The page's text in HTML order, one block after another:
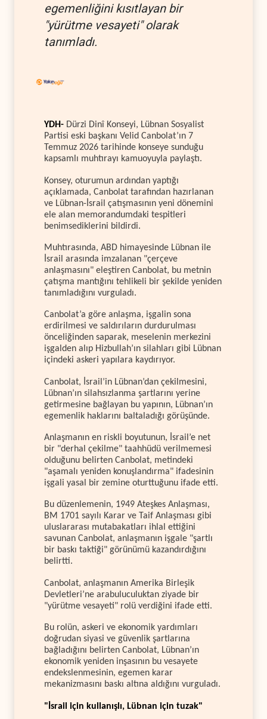
egemenliğini kısıtlayan bir
"yürütme vesayeti" olarak
tanımladı.
YDH- Dürzi Dinî Konseyi, Lübnan Sosyalist
Partisi eski başkanı Velid Canbolat’ın 7
Temmuz 2026 tarihinde konseye sunduğu
kapsamlı muhtırayı kamuoyuyla paylaştı.
Konsey, oturumun ardından yaptığı
açıklamada, Canbolat tarafından hazırlanan
ve Lübnan-İsrail çatışmasının yeni dönemini
ele alan memorandumdaki tespitleri
benimsediklerini bildirdi.
Muhtırasında, ABD himayesinde Lübnan ile
İsrail arasında imzalanan "çerçeve
anlaşmasını" eleştiren Canbolat, bu metnin
çatışma mantığını tehlikeli bir şekilde yeniden
tanımladığını vurguladı.
Canbolat’a göre anlaşma, işgalin sona
erdirilmesi ve saldırıların durdurulması
önceliğinden saparak, meselenin merkezini
işgalden alıp Hizbullah’ın silahları gibi Lübnan
içindeki askeri yapılara kaydırıyor.
Canbolat, İsrail’in Lübnan’dan çekilmesini,
Lübnan’ın silahsızlanma şartlarını yerine
getirmesine bağlayan bu yapının, Lübnan’ın
egemenlik haklarını baltaladığı görüşünde.
Anlaşmanın en riskli boyutunun, İsrail’e net
bir "derhal çekilme" taahhüdü verilmemesi
olduğunu belirten Canbolat, metindeki
"aşamalı yeniden konuşlandırma" ifadesinin
işgali yasal bir zemine oturttuğunu ifade etti.
Bu düzenlemenin, 1949 Ateşkes Anlaşması,
BM 1701 sayılı Karar ve Taif Anlaşması gibi
uluslararası mutabakatları ihlal ettiğini
savunan Canbolat, anlaşmanın işgale "şartlı
bir baskı taktiği" görünümü kazandırdığını
belirtti.
Canbolat, anlaşmanın Amerika Birleşik
Devletleri’ne arabuluculuktan ziyade bir
"yürütme vesayeti" rolü verdiğini ifade etti.
Bu rolün, askeri ve ekonomik yardımları
doğrudan siyasi ve güvenlik şartlarına
bağladığını belirten Canbolat, Lübnan’ın
ekonomik yeniden inşasının bu vesayete
endekslenmesinin, egemen karar
mekanizmasını baskı altına aldığını vurguladı.
"İsrail için kullanışlı, Lübnan için tuzak"